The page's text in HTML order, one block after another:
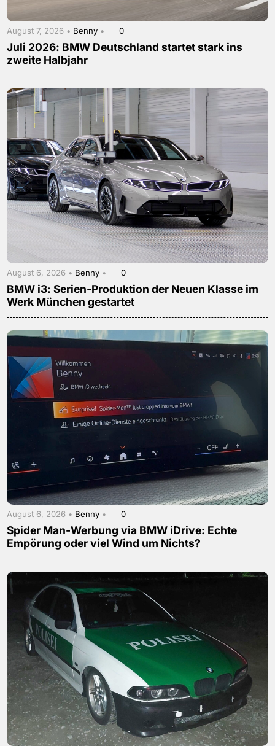
August 7, 2026 • Benny • 0
Juli 2026: BMW Deutschland startet stark ins
zweite Halbjahr
August 6, 2026 • Benny • 0
BMW i3: Serien-Produktion der Neuen Klasse im
Werk München gestartet
August 6, 2026 • Benny • 0
Spider Man-Werbung via BMW iDrive: Echte
Empörung oder viel Wind um Nichts?